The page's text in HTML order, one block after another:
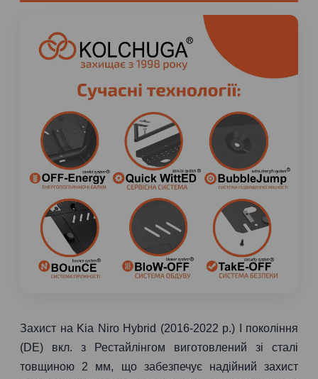
Захист на Kia Niro Hybrid (2016-2022 р.) I покоління
(DE) вкл. з Рестайлінгом виготовлений зі сталі
товщиною 2 мм, що забезпечує надійний захист